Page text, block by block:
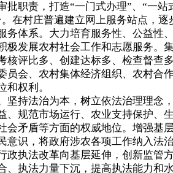
批职责，打造“一门式办理”、“一站
在村庄普遍建立网上服务站点，逐
务体系。大力培育服务性、公益性
极发展农村社会工作和志愿服务。
核评比多、创建达标多、检查督查
员会、农村集体经济组织、农村合
和权利。
坚持法治为本，树立依法治理理念
、规范市场运行、农业支持保护、
会矛盾等方面的权威地位。增强基
意识，将政府涉农各项工作纳入法
政执法改革向基层延伸，创新监管
、执法力量下沉，提高执法能力和